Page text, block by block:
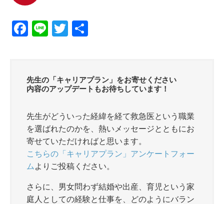
F
e
b
o
o
k
Li
T
er
先生の「キャリアプラン」をお寄せください
内容のアップデートもお待ちしています！
先生がどういった経緯を経て救急医という職業
を選ばれたのかを、熱いメッセージとともにお
寄せていただければと思います。
こちらの「キャリアプラン」アンケートフォー
ム よりご投稿ください。
さらに、男女問わず結婚や出産、育児という家
庭人としての経験と仕事を、どのようにバラン